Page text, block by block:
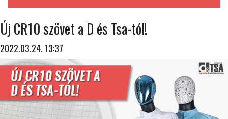
Új CR10 szövet a D és Tsa-tól!
2022.03.24. 13:37